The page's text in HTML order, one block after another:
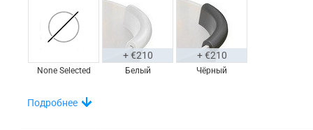
None Selected Белый
+ €210
Чёрный
+ €210
Выбирайте Из Уникального Набора Полок На
Подробнее